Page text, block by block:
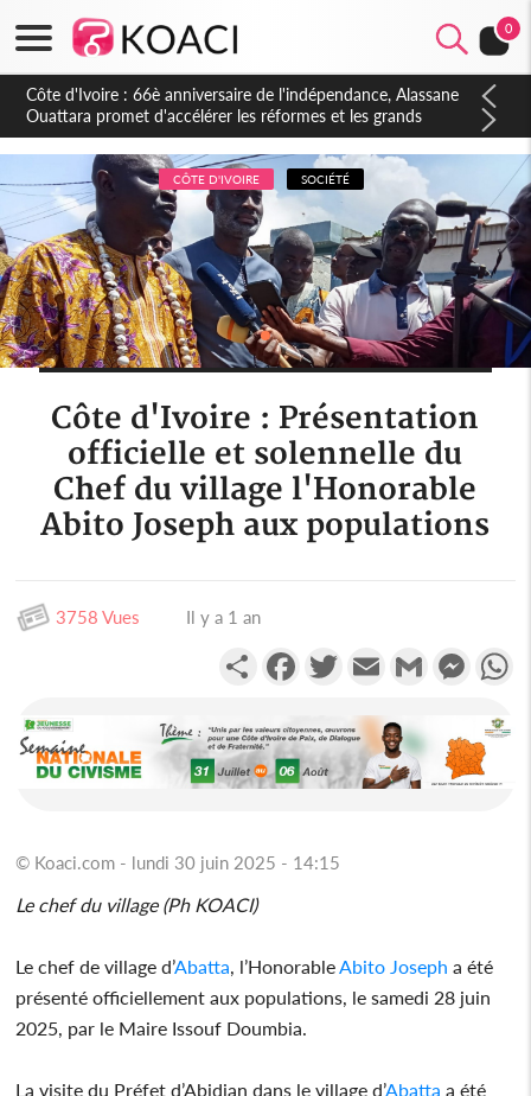
0
Côte d'Ivoire : À Abidjan, Amadou Oury Bah admire le modèle
ivoirien et veut s'en inspirer pour accélérer le développement
de la Guinée
CÔTE D'IVOIRE SOCIÉTÉ
Côte d'Ivoire : Présentation
officielle et solennelle du
Chef du village l'Honorable
Abito Joseph aux populations
3758 Vues Il y a 1 an
PartagerFacebookTwitterEmail Gmail
© Koaci.com - lundi 30 juin 2025 - 14:15
Le chef du village (Ph KOACI)
Le chef de village d’Abatta, l’HonorableAbito Joseph a été
présenté officiellement aux populations, le samedi 28 juin
2025, par le Maire Issouf Doumbia.
La visite du Préfet d’Abidjan dans le village d’Abatta a été